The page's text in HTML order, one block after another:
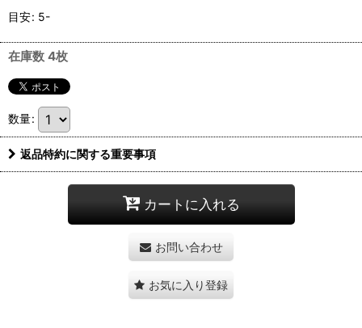
目安: 5-
在庫数 4枚
数量:
返品特約に関する重要事項
カートに入れる
お問い合わせ
お気に入り登録